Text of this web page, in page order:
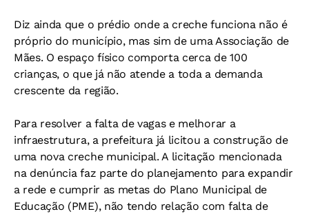
Diz ainda que o prédio onde a creche funciona não é
próprio do município, mas sim de uma Associação de
Mães. O espaço físico comporta cerca de 100
crianças, o que já não atende a toda a demanda
crescente da região.
Para resolver a falta de vagas e melhorar a
infraestrutura, a prefeitura já licitou a construção de
uma nova creche municipal. A licitação mencionada
na denúncia faz parte do planejamento para expandir
a rede e cumprir as metas do Plano Municipal de
Educação (PME), não tendo relação com falta de